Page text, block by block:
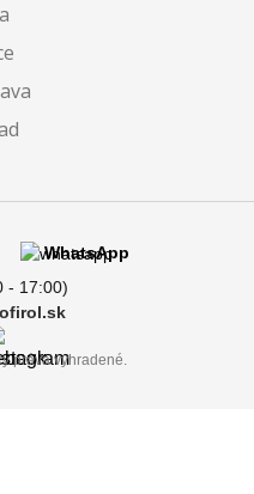
práva vyhradené.
- 17:00)
WhatsApp